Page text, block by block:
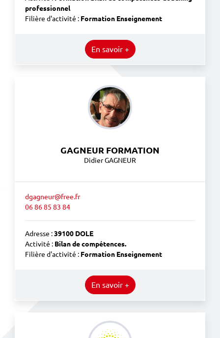
professionnel
Filière d'activité : Formation Enseignement
En savoir +
GAGNEUR FORMATION
Didier GAGNEUR
dgagneur@free.fr
06 86 85 83 84
Adresse :39100 DOLE
Activité : Bilan de compétences.
Filière d'activité : Formation Enseignement
En savoir +